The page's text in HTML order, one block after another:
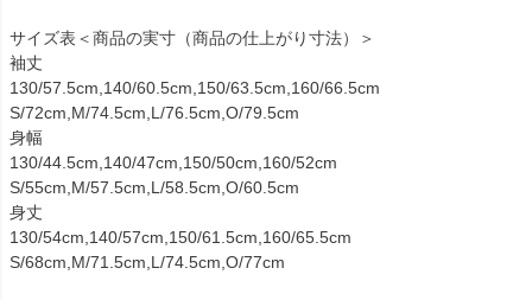
サイズ表＜商品の実寸（商品の仕上がり寸法）＞
袖丈
130/57.5cm,140/60.5cm,150/63.5cm,160/66.5cm
S/72cm,M/74.5cm,L/76.5cm,O/79.5cm
身幅
130/44.5cm,140/47cm,150/50cm,160/52cm
S/55cm,M/57.5cm,L/58.5cm,O/60.5cm
身丈
130/54cm,140/57cm,150/61.5cm,160/65.5cm
S/68cm,M/71.5cm,L/74.5cm,O/77cm